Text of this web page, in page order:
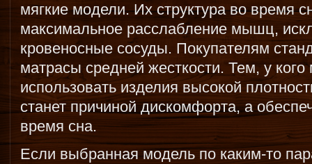
мягкие модели. Их структура во время
максимальное расслабление мышц,
кровеносные сосуды. Покупателям
матрасы средней жесткости. Тем, у
использовать изделия высокой
станет причиной дискомфорта, а
время сна.
Если выбранная модель по каким-то